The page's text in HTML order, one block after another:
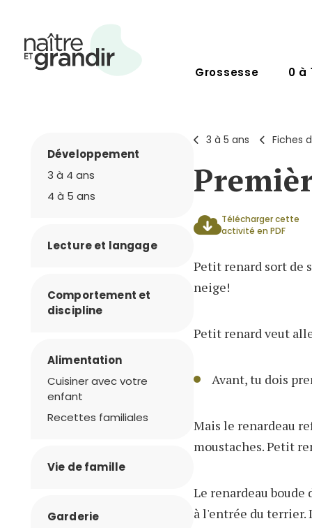
Grossesse 0 à
3 à 5 ans Fiches
Télécharger cette
activité en PDF
Petit renard sort de
neige!
Petit renard veut
Avant, tu dois
Mais le renardeau
moustaches. Petit
Le renardeau
à l'entrée du
Développement
3 à 4 ans
4 à 5 ans
Lecture et langage
Comportement et
discipline
Alimentation
Cuisiner avec votre
enfant
Recettes familiales
Vie de famille
Garderie